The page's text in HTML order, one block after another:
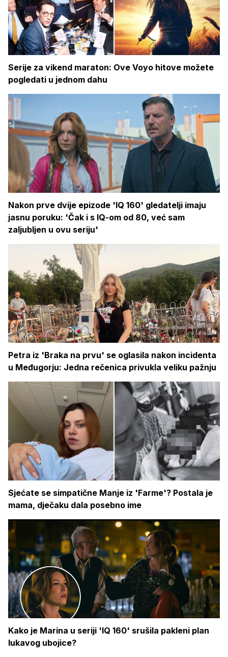
Serije za vikend maraton: Ove Voyo hitove možete
pogledati u jednom dahu
Nakon prve dvije epizode 'IQ 160' gledatelji imaju
jasnu poruku: 'Čak i s IQ-om od 80, već sam
zaljubljen u ovu seriju'
Petra iz 'Braka na prvu' se oglasila nakon incidenta
u Međugorju: Jedna rečenica privukla veliku pažnju
Sjećate se simpatične Manje iz 'Farme'? Postala je
mama, dječaku dala posebno ime
Kako je Marina u seriji 'IQ 160' srušila pakleni plan
lukavog ubojice?